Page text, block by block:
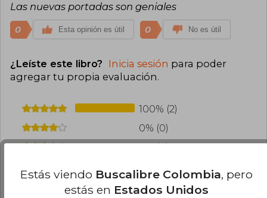
Las nuevas portadas son geniales
0 Esta opinión es útil 0 No es útil
¿Leíste este libro? Inicia sesión para poder
agregar tu propia evaluación.
100% (2)
0% (0)
0% (0)
0% (0)
Estás viendo Buscalibre Colombia, pero
estás en Estados Unidos